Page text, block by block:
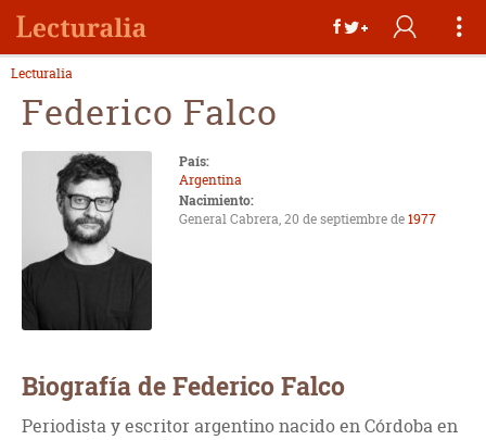
Lecturalia
Federico Falco
País:
Argentina
Nacimiento:
General Cabrera, 20 de septiembre de1977
Biografía de Federico Falco
Periodista y escritor argentino nacido en Córdoba en